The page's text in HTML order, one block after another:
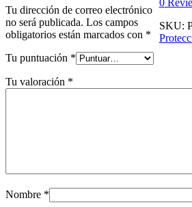
0
SKU:
Tu dirección de correo electrónico
no será publicada. Los campos
obligatorios están marcados con *
Tu puntuación *
Tu valoración *
Nombre *